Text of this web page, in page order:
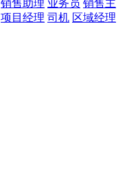
销售助理 业务员 销售主
项目经理 司机 区域经理